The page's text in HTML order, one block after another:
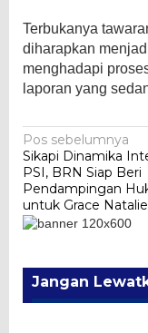
Terbukanya
diharapkan
menghadapi
laporan yang
Navigasi
pos
Pos sebelumnya
Sikapi Dinamika
PSI, BRN Siap Beri
Pendampingan
untuk Grace Natalie
Jangan